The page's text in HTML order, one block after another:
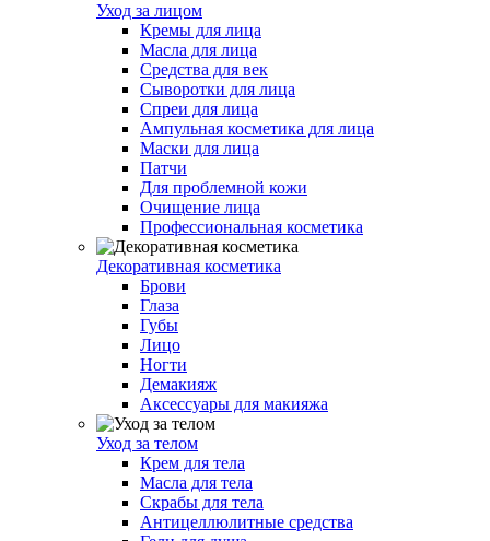
Уход за лицом
Кремы для лица
Масла для лица
Средства для век
Сыворотки для лица
Спреи для лица
Ампульная косметика для лица
Маски для лица
Патчи
Для проблемной кожи
Очищение лица
Профессиональная косметика
Декоративная косметика
Брови
Глаза
Губы
Лицо
Ногти
Демакияж
Аксессуары для макияжа
Уход за телом
Крем для тела
Масла для тела
Скрабы для тела
Антицеллюлитные средства